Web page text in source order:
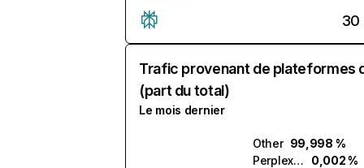
30
Trafic provenant de plateformes
(part du total)
Le mois dernier
Other 99,998 %
Perplexity
0,002 %